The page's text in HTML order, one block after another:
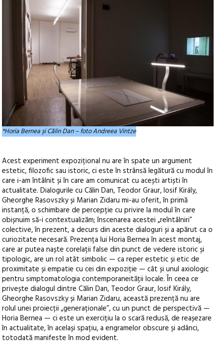
*Horia Bernea și Călin Dan – foto Andreea Vintze
Acest experiment expozițional nu are în spate un argument
estetic, filozofic sau istoric, ci este în strânsă legătură cu modul în
care i-am întâlnit și în care am comunicat cu acești artiști în
actualitate. Dialogurile cu Călin Dan, Teodor Graur, Iosif Király,
Gheorghe Rasovszky și Marian Zidaru mi-au oferit, în primă
instanță, o schimbare de percepție cu privire la modul în care
obișnuim să-i contextualizăm; înscenarea acestei „reîntâlniri”
colective, în prezent, a decurs din aceste dialoguri și a apărut ca o
curiozitate necesară. Prezența lui Horia Bernea în acest montaj,
care ar putea naște corelații false din punct de vedere istoric și
tipologic, are un rol atât simbolic — ca reper estetic și etic de
proximitate și empatie cu cei din expoziție — cât și unul axiologic
pentru simptomatologia contemporaneității locale. În ceea ce
privește dialogul dintre Călin Dan, Teodor Graur, Iosif Király,
Gheorghe Rasovszky și Marian Zidaru, această prezență nu are
rolul unei proiecții „generaționale”, cu un punct de perspectivă —
Horia Bernea — ci este un exercițiu la o scară redusă, de reașezare
în actualitate, în același spațiu, a engramelor obscure și adânci,
totodată manifeste în mod evident.